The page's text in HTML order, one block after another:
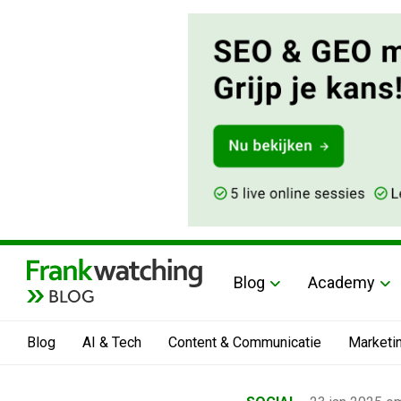
BLOG
Blog Academy
Blog AI & Tech Content & Communicatie